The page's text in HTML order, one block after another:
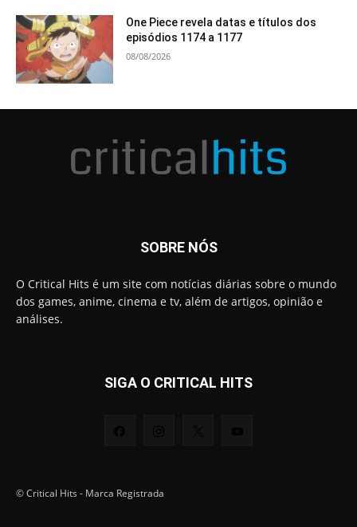
One Piece revela datas e títulos dos
episódios 1174 a 1177
08/08/2026
SOBRE NÓS
O Critical Hits é um site com notícias diárias sobre o mundo
dos games, anime, cinema e tv, além de artigos, opinião e
análises.
SIGA O CRITICAL HITS
© Critical Hits - Marca Registrada